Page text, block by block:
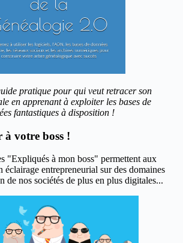
pratique pour qui veut retracer son
en apprenant à exploiter les bases de
fantastiques à disposition !
votre boss !
"Expliqués à mon boss" permettent aux
éclairage entrepreneurial sur des domaines
de nos sociétés de plus en plus digitales...